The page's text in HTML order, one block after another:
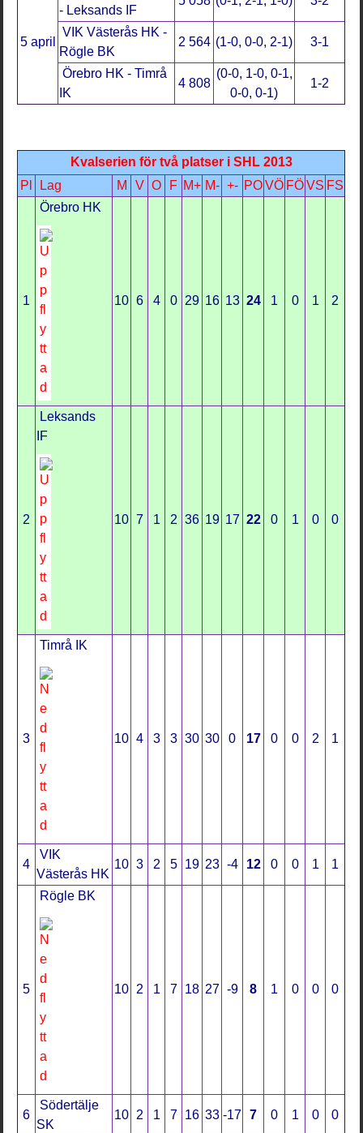
5 april
- Leksands IF
VIK Västerås HK -
Rögle BK
2 564 (1-0, 0-0, 2-1) 3-1
Örebro HK - Timrå
IK
4 808
(0-0, 1-0, 0-1,
0-0, 0-1)
1-2
Kvalserien för två platser i SHL 2013
Pl
Lag M V O F M+ M- +- PO VÖ FÖ VS FS
1
Örebro HK
10 6 4 0 29 16 13 24 1 0 1 2
2
Leksands
IF
10 7 1 2 36 19 17 22 0 1 0 0
3
Timrå IK
10 4 3 3 30 30 0 17 0 0 2 1
4
VIK
Västerås HK
10 3 2 5 19 23 -4 12 0 0 1 1
5
Rögle BK
10 2 1 7 18 27 -9 8 1 0 0 0
6
Södertälje
SK
10 2 1 7 16 33 -17 7 0 1 0 0